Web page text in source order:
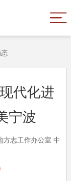
代化进
宁波
方志工作办公室 中